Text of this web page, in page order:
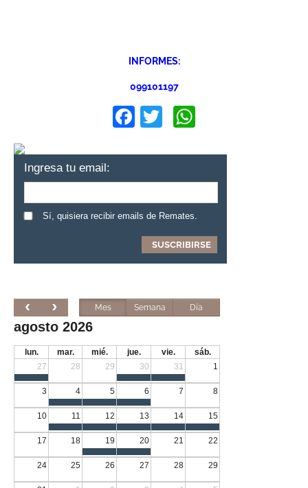
INFORMES:
099101197
Facebook
Twitter
Ingresa tu email:
Sí, quisiera recibir emails de Remates.
Mes Semana Día
agosto 2026
lun. mar. mié. jue. vie.
sáb.
27
28 29 30 31 1
3 4 5 6 7 8
10 11 12 13 14 15
17 18 19 20 21 22
24 25 26 27 28 29